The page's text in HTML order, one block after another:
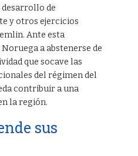
desarrollo de
y otros ejercicios
Ante esta
a abstenerse de
que socave las
del régimen del
contribuir a una
la región.
sus